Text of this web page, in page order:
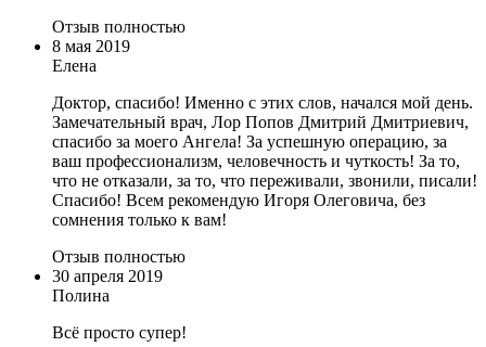
Отзыв полностью
8 мая 2019
Елена
Доктор, спасибо! Именно с этих слов, начался мой день.
Замечательный врач, Лор Попов Дмитрий Дмитриевич,
спасибо за моего Ангела! За успешную операцию, за
ваш профессионализм, человечность и чуткость! За то,
что не отказали, за то, что переживали, звонили, писали!
Спасибо! Всем рекомендую Игоря Олеговича, без
сомнения только к вам!
Отзыв полностью
30 апреля 2019
Полина
Всё просто супер!